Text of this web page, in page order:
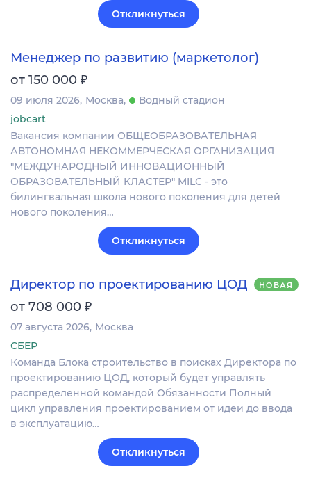
Откликнуться
Менеджер по развитию (маркетолог)
от 150 000 ₽
09 июля 2026 Москва
Водный стадион
jobcart
Вакансия компании ОБЩЕОБРАЗОВАТЕЛЬНАЯ
АВТОНОМНАЯ НЕКОММЕРЧЕСКАЯ ОРГАНИЗАЦИЯ
"МЕЖДУНАРОДНЫЙ ИННОВАЦИОННЫЙ
ОБРАЗОВАТЕЛЬНЫЙ КЛАСТЕР" MILC - это
билингвальная школа нового поколения для детей
нового поколения…
Откликнуться
Директор по проектированию ЦОД НОВАЯ
от 708 000 ₽
07 августа 2026 Москва
СБЕР
Команда Блока строительство в поисках Директора по
проектированию ЦОД, который будет управлять
распределенной командой Обязанности Полный
цикл управления проектированием от идеи до ввода
в эксплуатацию…
Откликнуться